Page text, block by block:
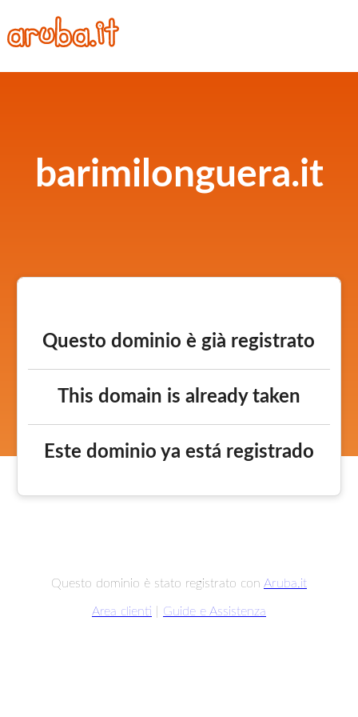
barimilonguera.it
Questo dominio è già registrato
This domain is already taken
Este dominio ya está registrado
Questo dominio è stato registrato con Aruba.it
Area clienti Guide e Assistenza